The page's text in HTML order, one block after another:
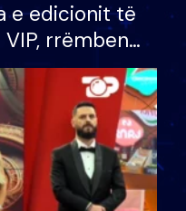
e edicionit të
rrëmben
mijë eurosh